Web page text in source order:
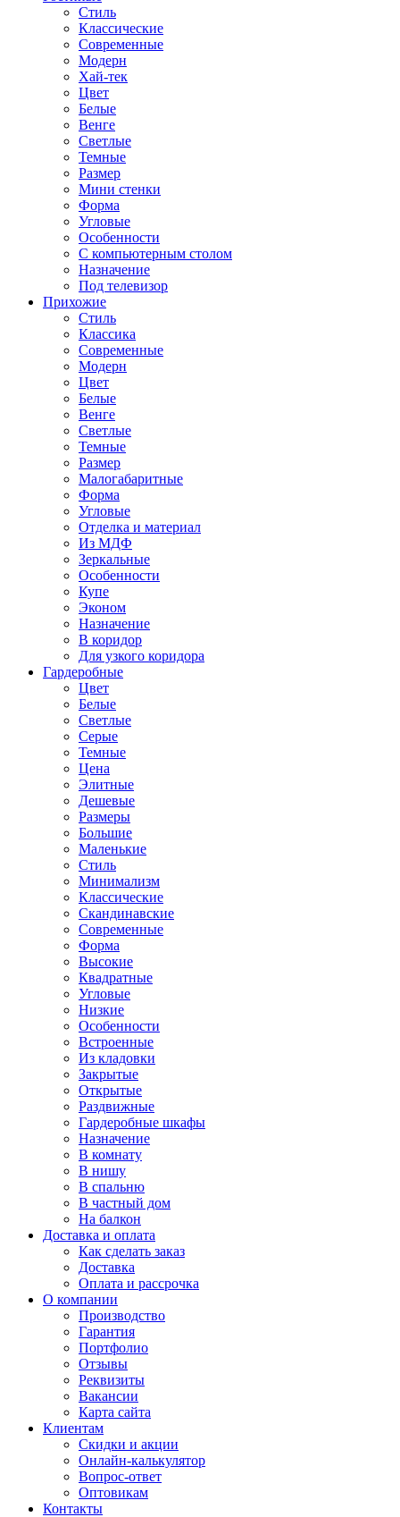
Стиль
Классические
Современные
Модерн
Хай-тек
Цвет
Белые
Венге
Светлые
Темные
Размер
Мини стенки
Форма
Угловые
Особенности
С компьютерным столом
Назначение
Под телевизор
Прихожие
Стиль
Классика
Современные
Модерн
Цвет
Белые
Венге
Светлые
Темные
Размер
Малогабаритные
Форма
Угловые
Отделка и материал
Из МДФ
Зеркальные
Особенности
Купе
Эконом
Назначение
В коридор
Для узкого коридора
Гардеробные
Цвет
Белые
Светлые
Серые
Темные
Цена
Элитные
Дешевые
Размеры
Большие
Маленькие
Стиль
Минимализм
Классические
Скандинавские
Современные
Форма
Высокие
Квадратные
Угловые
Низкие
Особенности
Встроенные
Из кладовки
Закрытые
Открытые
Раздвижные
Гардеробные шкафы
Назначение
В комнату
В нишу
В спальню
В частный дом
На балкон
Доставка и оплата
Как сделать заказ
Доставка
Оплата и рассрочка
О компании
Производство
Гарантия
Портфолио
Отзывы
Реквизиты
Вакансии
Карта сайта
Клиентам
Скидки и акции
Онлайн-калькулятор
Вопрос-ответ
Оптовикам
Контакты